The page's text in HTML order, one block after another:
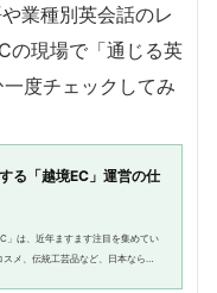
業種別英会話のレ
の現場で「通じる英
度チェックしてみ
る「越境EC」運営の仕
」は、近年ますます注目を集めてい
メ、伝統工芸品など、日本ならで